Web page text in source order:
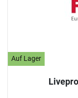
Auf Lager